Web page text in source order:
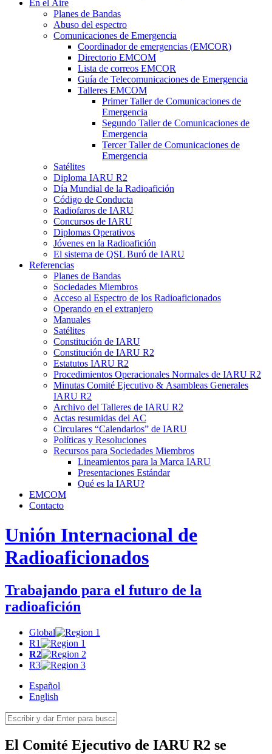
En el Aire
Planes de Bandas
Abuso del espectro
Comunicaciones de Emergencia
Coordinador de emergencias (EMCOR)
Directorio EMCOM
Lista de correos EMCOR
Guía de Telecomunicaciones de Emergencia
Talleres EMCOM
Primer Taller de Comunicaciones de
Emergencia
Segundo Taller de Comunicaciones de
Emergencia
Tercer Taller de Comunicaciones de
Emergencia
Satélites
Diploma IARU R2
Día Mundial de la Radioafición
Código de Conducta
Radiofaros de IARU
Concursos de IARU
Diplomas Operativos
Jóvenes en la Radioafición
El sistema de QSL Buró de IARU
Referencias
Planes de Bandas
Sociedades Miembros
Acceso al Espectro de los Radioaficionados
Operando en el extranjero
Manuales
Satélites
Constitución de IARU
Constitución de IARU R2
Estatutos IARU R2
Procedimientos Operacionales Normales de IARU R2
Minutas Comité Ejecutivo & Asambleas Generales
IARU R2
Archivo del Talleres de IARU R2
Actas resumidas del AC
Circulares “Calendarios” de IARU
Políticas y Resoluciones
Recursos para Sociedades Miembros
Lineamientos para la Marca IARU
Presentaciones Estándar
Qué es la IARU?
EMCOM
Contacto
Unión Internacional de
Radioaficionados
Trabajando para el futuro de la
radioafición
Global
R1
R2
R3
Español
English
El Comité Ejecutivo de IARU R2 se